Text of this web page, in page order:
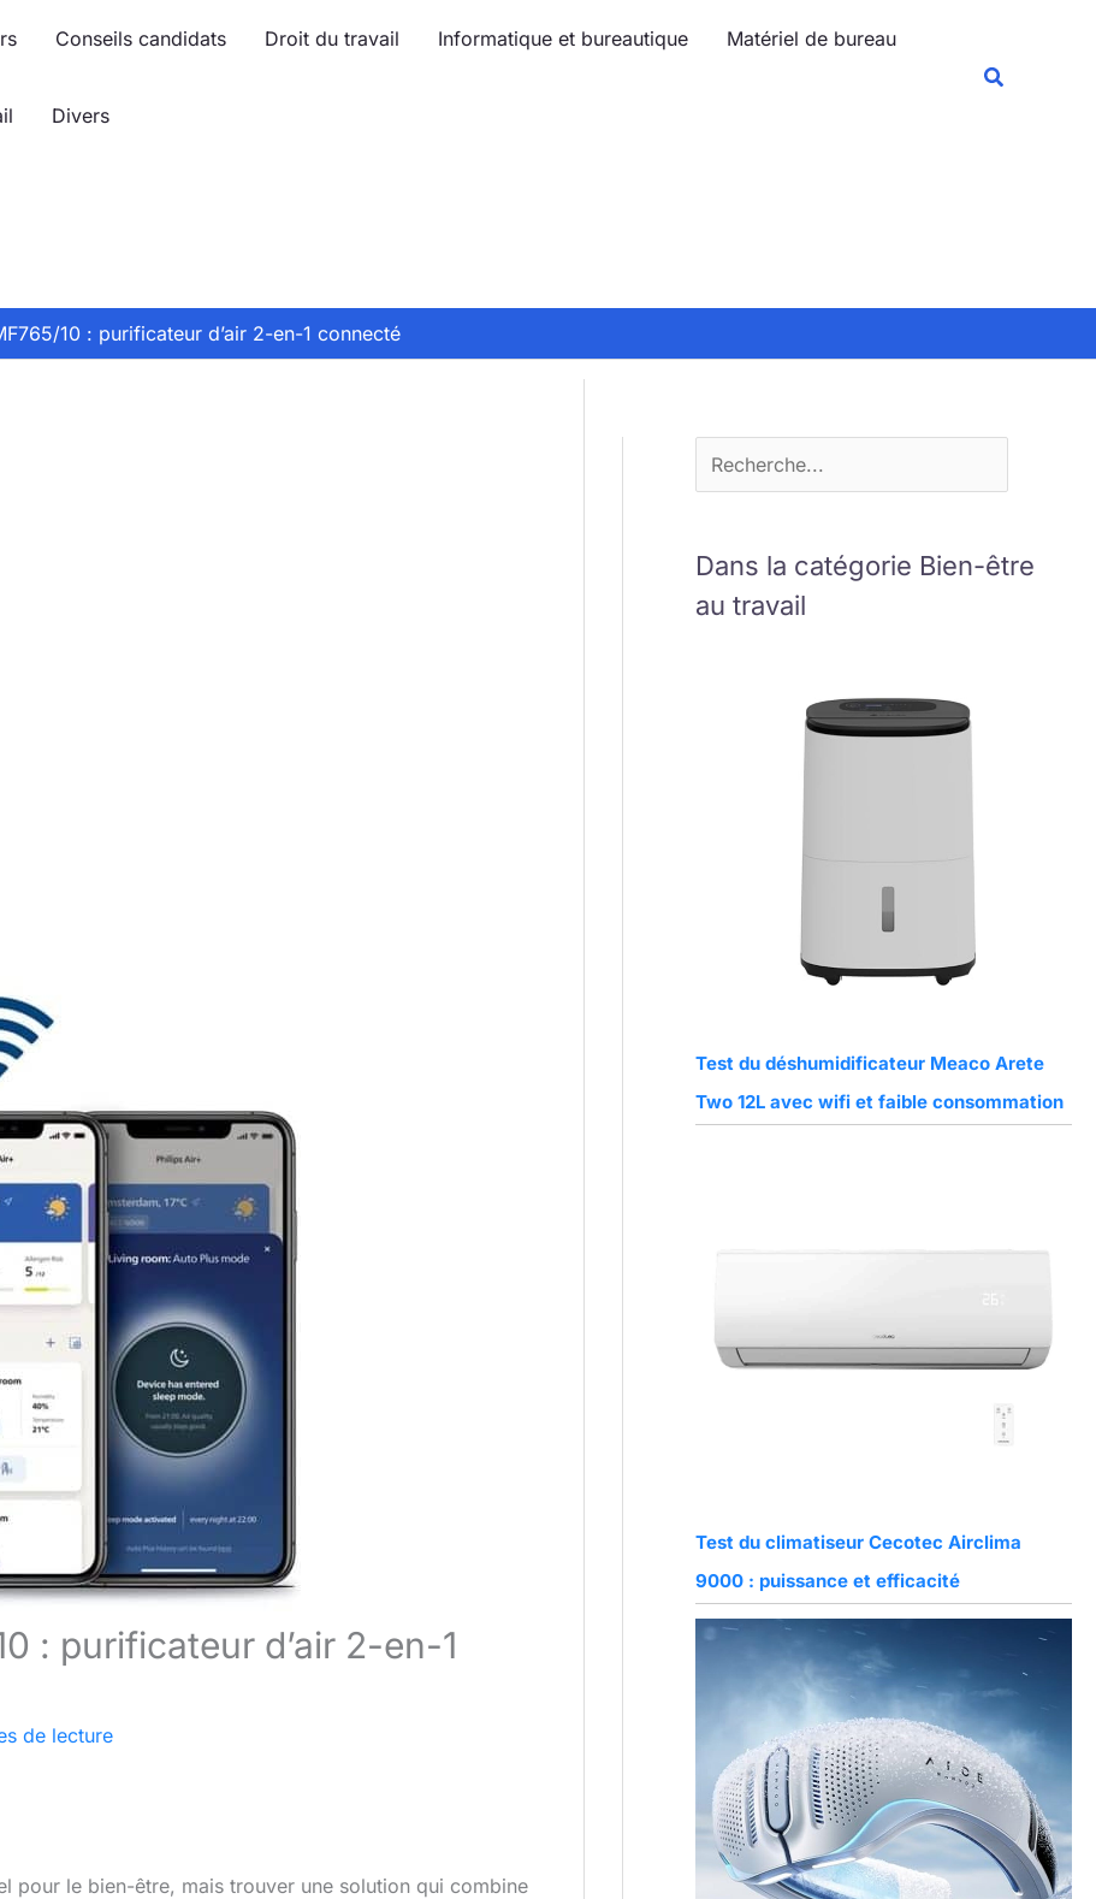
Conseils candidats Droit du travail Informatique et bureautique Matériel de bureau
Divers
10 : purificateur d’air 2-en-1 connecté
: purificateur d’air 2-en-1
de lecture
pour le bien-être, mais trouver une solution qui combine
r
Dans la catégorie Bien-être
au travail
Test du déshumidificateur Meaco Arete
Two 12L avec wifi et faible consommation
Test du climatiseur Cecotec Airclima
9000 : puissance et efficacité